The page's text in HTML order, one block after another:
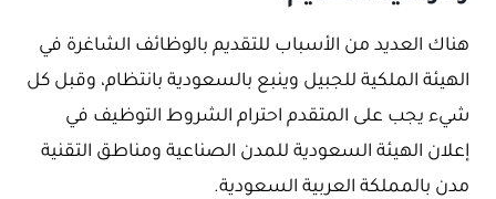
هناك العديد من الأسباب للتقديم بالوظائف الشاغرة في
الهيئة الملكية للجبيل وينبع بالسعودية بانتظام، وقبل كل
شيء يجب على المتقدم احترام الشروط التوظيف في
إعلان الهيئة السعودية للمدن الصناعية ومناطق التقنية
مدن بالمملكة العربية السعودية.